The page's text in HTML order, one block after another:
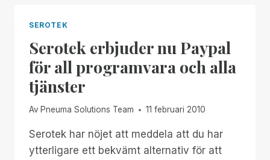
SEROTEK
Serotek erbjuder nu Paypal
för all programvara och alla
tjänster
Av Pneuma Solutions Team 11 februari 2010
Serotek har nöjet att meddela att du har
ytterligare ett bekvämt alternativ för att